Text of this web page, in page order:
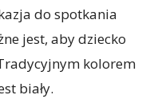
do spotkania
jest, aby dziecko
kolorem
biały.